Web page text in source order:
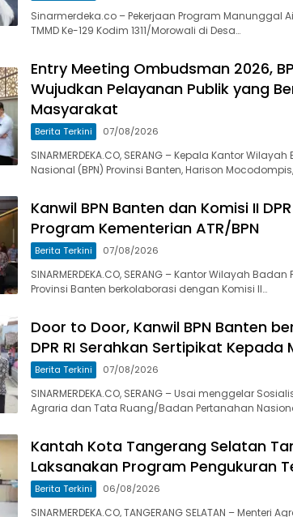
Sinarmerdeka.co – Pekerjaan Program Manunggal
TMMD Ke-129 Kodim 1311/Morowali di Desa…
Entry Meeting Ombudsman 2026,
Wujudkan Pelayanan Publik yang
Masyarakat
Berita Terkini 07/08/2026
SINARMERDEKA.CO, SERANG – Kepala Kantor
Nasional (BPN) Provinsi Banten, Harison
Kanwil BPN Banten dan Komisi II
Program Kementerian ATR/BPN
Berita Terkini 07/08/2026
SINARMERDEKA.CO, SERANG – Kantor Wilayah
Provinsi Banten berkolaborasi dengan Komisi II…
Door to Door, Kanwil BPN Banten
DPR RI Serahkan Sertipikat Kepada
Berita Terkini 07/08/2026
SINARMERDEKA.CO, SERANG – Usai menggelar
Agraria dan Tata Ruang/Badan Pertanahan
Kantah Kota Tangerang Selatan
Laksanakan Program Pengukuran
Berita Terkini 06/08/2026
SINARMERDEKA.CO, TANGERANG SELATAN – Menteri